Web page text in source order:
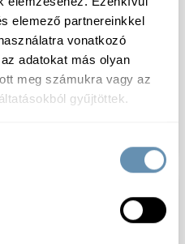
elemező partnereinkkel
vonatkozó
adatokat más olyan
meg számukra vagy az
gyűjtöttek.
Ponthier Fagy. granulált